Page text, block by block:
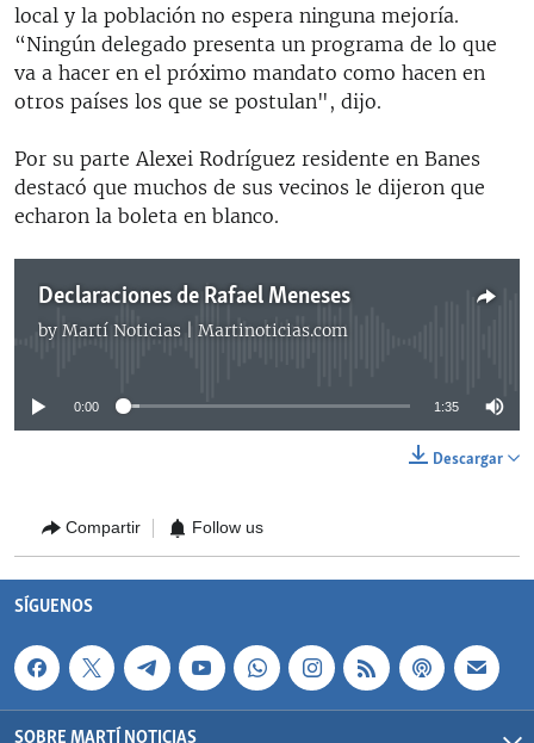
local y la población no espera ninguna mejoría.
“Ningún delegado presenta un programa de lo que
va a hacer en el próximo mandato como hacen en
otros países los que se postulan", dijo.
Por su parte Alexei Rodríguez residente en Banes
destacó que muchos de sus vecinos le dijeron que
echaron la boleta en blanco.
Declaraciones de Rafael Meneses
by Martí Noticias | Martinoticias.com
No media source currently available
0:00 1:35
Descargar
Compartir Follow us
SÍGUENOS
SOBRE MARTÍ NOTICIAS